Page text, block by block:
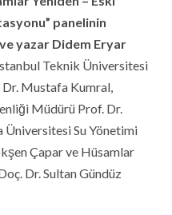
panelinin
yazar Didem Eryar
Teknik Üniversitesi
Mustafa Kumral,
Müdürü Prof. Dr.
Üniversitesi Su Yönetimi
Çapar ve Hüsamlar
Dr. Sultan Gündüz